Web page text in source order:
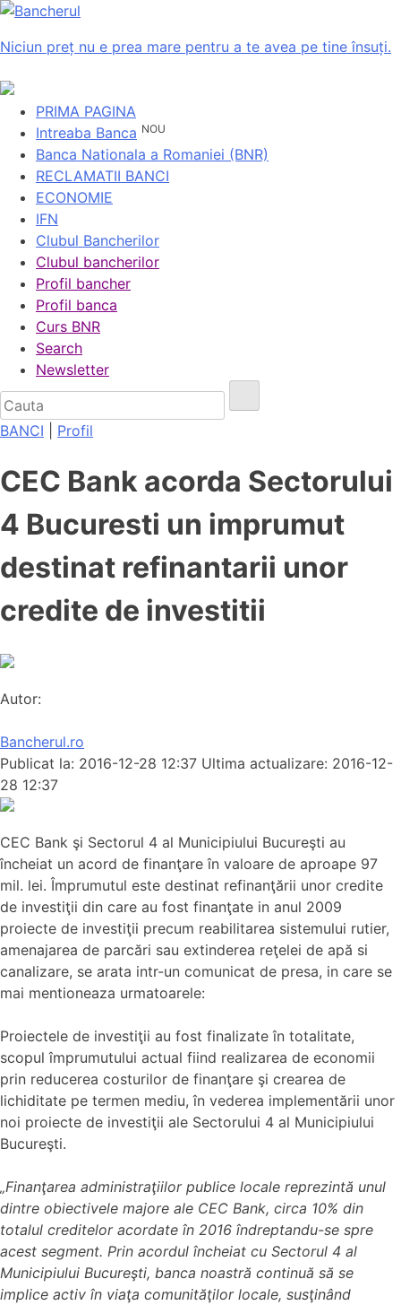
Niciun preț nu e prea mare pentru a te avea pe tine însuți.
PRIMA PAGINA
Intreaba Banca NOU
Banca Nationala a Romaniei (BNR)
RECLAMATII BANCI
ECONOMIE
IFN
Clubul Bancherilor
Clubul bancherilor
Profil bancher
Profil banca
Curs BNR
Search
Newsletter
BANCI Profil
CEC Bank acorda Sectorului
4 Bucuresti un imprumut
destinat refinantarii unor
credite de investitii
Autor:
Bancherul.ro
Publicat la: 2016-12-28 12:37 Ultima actualizare: 2016-12-
28 12:37
CEC Bank şi Sectorul 4 al Municipiului Bucureşti au
încheiat un acord de finanţare în valoare de aproape 97
mil. lei. Împrumutul este destinat refinanţării unor credite
de investiţii din care au fost finanţate in anul 2009
proiecte de investiţii precum reabilitarea sistemului rutier,
amenajarea de parcări sau extinderea reţelei de apă si
canalizare, se arata intr-un comunicat de presa, in care se
mai mentioneaza urmatoarele:
Proiectele de investiţii au fost finalizate în totalitate,
scopul împrumutului actual fiind realizarea de economii
prin reducerea costurilor de finanţare şi crearea de
lichiditate pe termen mediu, în vederea implementării unor
noi proiecte de investiţii ale Sectorului 4 al Municipiului
Bucureşti.
„Finanţarea administraţiilor publice locale reprezintă unul
dintre obiectivele majore ale CEC Bank, circa 10% din
totalul creditelor acordate în 2016 îndreptandu-se spre
acest segment. Prin acordul încheiat cu Sectorul 4 al
Municipiului Bucureşti, banca noastră continuă să se
implice activ în viaţa comunităţilor locale, susţinând